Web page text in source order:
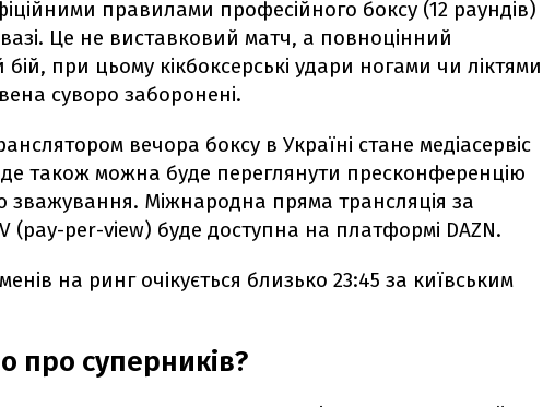
правилами професійного боксу (12 раундів)
Це не виставковий матч, а повноцінний
при цьому кікбоксерські удари ногами чи ліктями
суворо заборонені.
вечора боксу в Україні стане медіасервіс
також можна буде переглянути пресконференцію
зважування. Міжнародна пряма трансляція за
(pay-per-view) буде доступна на платформі DAZN.
на ринг очікується близько 23:45 за київським
про суперників?